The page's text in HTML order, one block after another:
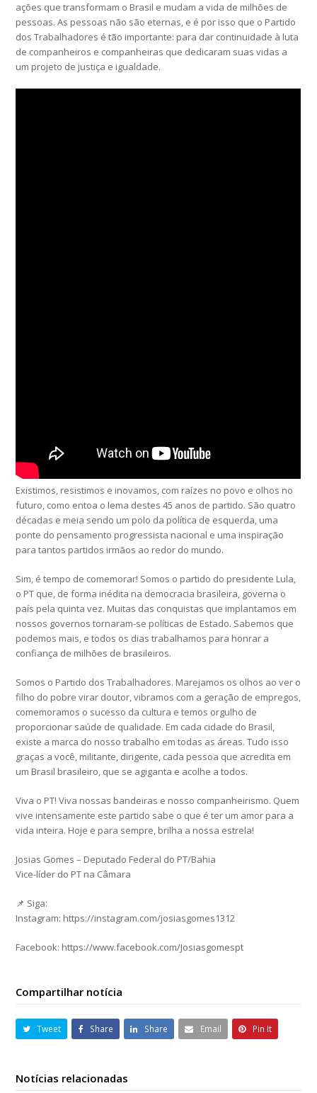
ações que transformam o Brasil e mudam a vida de milhões de
pessoas. As pessoas não são eternas, e é por isso que o Partido
dos Trabalhadores é tão importante: para dar continuidade à luta
de companheiros e companheiras que dedicaram suas vidas a
um projeto de justiça e igualdade.
Existimos, resistimos e inovamos, com raízes no povo e olhos no
futuro, como entoa o lema destes 45 anos de partido. São quatro
décadas e meia sendo um polo da política de esquerda, uma
ponte do pensamento progressista nacional e uma inspiração
para tantos partidos irmãos ao redor do mundo.
Sim, é tempo de comemorar! Somos o partido do presidente Lula,
o PT que, de forma inédita na democracia brasileira, governa o
país pela quinta vez. Muitas das conquistas que implantamos em
nossos governos tornaram-se políticas de Estado. Sabemos que
podemos mais, e todos os dias trabalhamos para honrar a
confiança de milhões de brasileiros.
Somos o Partido dos Trabalhadores. Marejamos os olhos ao ver o
filho do pobre virar doutor, vibramos com a geração de empregos,
comemoramos o sucesso da cultura e temos orgulho de
proporcionar saúde de qualidade. Em cada cidade do Brasil,
existe a marca do nosso trabalho em todas as áreas. Tudo isso
graças a você, militante, dirigente, cada pessoa que acredita em
um Brasil brasileiro, que se agiganta e acolhe a todos.
Viva o PT! Viva nossas bandeiras e nosso companheirismo. Quem
vive intensamente este partido sabe o que é ter um amor para a
vida inteira. Hoje e para sempre, brilha a nossa estrela!
Josias Gomes – Deputado Federal do PT/Bahia
Vice-líder do PT na Câmara
📌 Siga:
Instagram: https://instagram.com/josiasgomes1312
Facebook: https://www.facebook.com/Josiasgomespt
Compartilhar notícia
Tweet Share Share Email Pin It
Notícias relacionadas